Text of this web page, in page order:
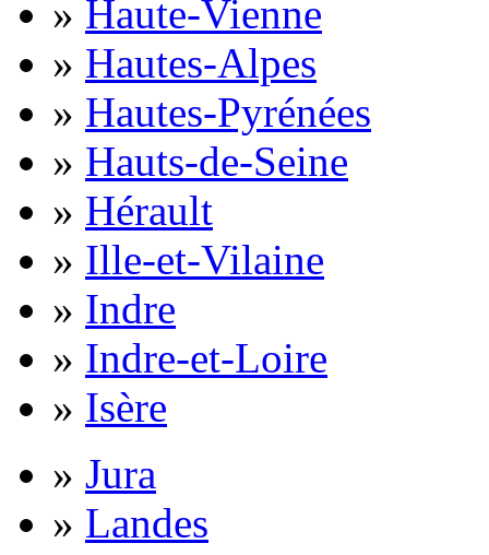
» Haute-Vienne
» Hautes-Alpes
» Hautes-Pyrénées
» Hauts-de-Seine
» Hérault
» Ille-et-Vilaine
» Indre
» Indre-et-Loire
» Isère
» Jura
» Landes